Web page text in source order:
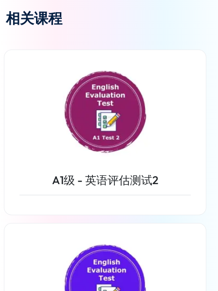
相关课程
A1级 - 英语评估测试2